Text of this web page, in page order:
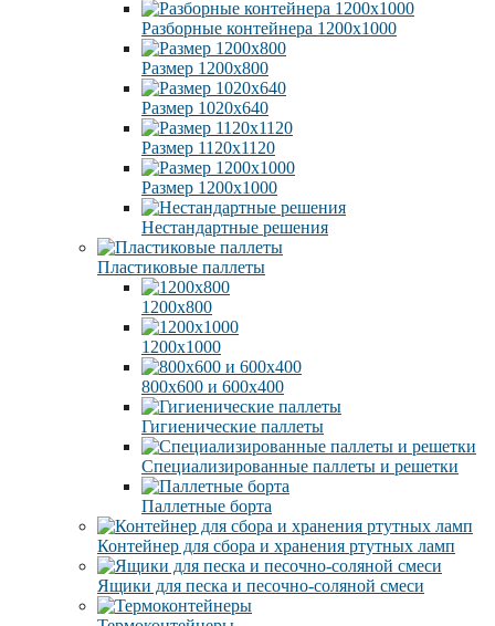
Разборные контейнера 1200х1000
Размер 1200х800
Размер 1020х640
Размер 1120х1120
Размер 1200х1000
Нестандартные решения
Пластиковые паллеты
1200х800
1200х1000
800х600 и 600х400
Гигиенические паллеты
Специализированные паллеты и решетки
Паллетные борта
Контейнер для сбора и хранения ртутных ламп
Ящики для песка и песочно-соляной смеси